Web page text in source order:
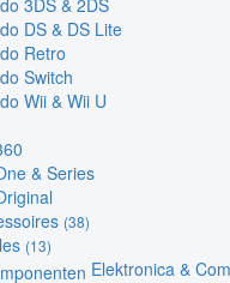
3DS & 2DS
DS & DS Lite
Retro
Switch
Wii & Wii U
& Series
(38)
(13)
Elektronica &